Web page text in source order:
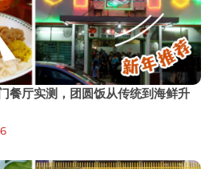
餐厅实测，团圆饭从传统到海鲜升